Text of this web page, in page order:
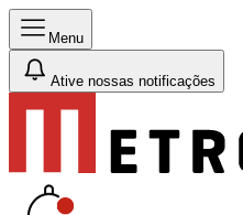
Menu
Ative nossas notificações